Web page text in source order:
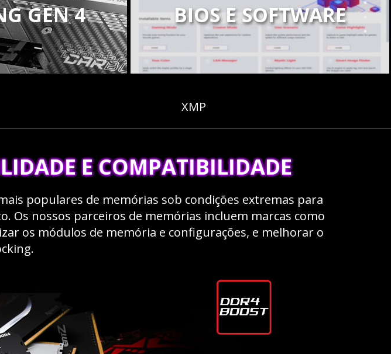
GEN 4 BIOS E SOFTWARE
XMP
E COMPATIBILIDADE
populares de memórias sob condições extremas para
Os nossos parceiros de memórias incluem marcas como
os módulos de memória e configurações, e melhorar o